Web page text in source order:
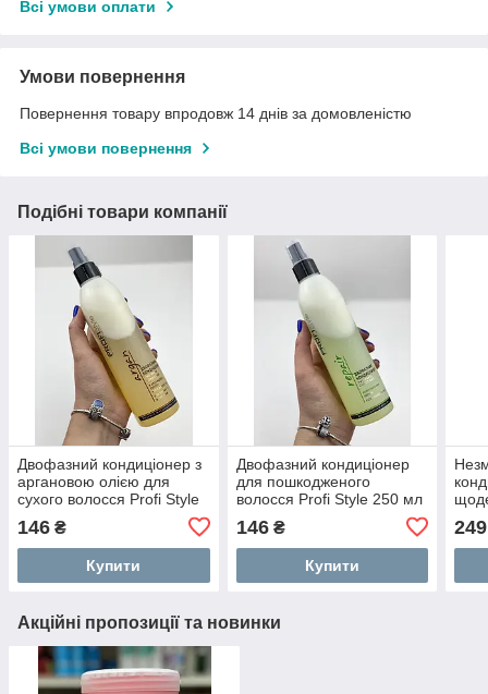
Всі умови оплати
Умови повернення
Повернення товару впродовж 14 днів за домовленістю
Всі умови повернення
Подібні товари компанії
Двофазний кондиціонер з
аргановою олією для
сухого волосся Profi Style
146 ₴
Купити
Двофазний кондиціонер
для пошкодженого
волосся Profi Style 250 мл
146₴
Купити
200
249
Акційні пропозиції та новинки